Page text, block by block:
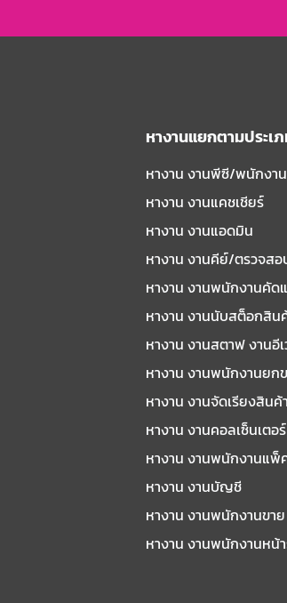
หางานแยกตามประเ
หางาน งานพีซี/พนักงา
หางาน งานแคชเชียร์
หางาน งานแอดมิน
หางาน งานคีย์/ตรวจส
หางาน งานพนักงานคัด
หางาน งานนับสต็อกสิ
หางาน งานสตาฟ งานอี
หางาน งานพนักงานยก
หางาน งานจัดเรียงสิน
หางาน งานคอลเซ็นเตอร์
หางาน งานพนักงานแพ็
หางาน งานบัญชี
หางาน งานพนักงานขาย
หางาน งานพนักงานหน้